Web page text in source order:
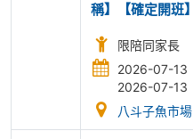
稱】【確定開班】
限陪同家長
2026-07-13
2026-07-13
八斗子魚市場